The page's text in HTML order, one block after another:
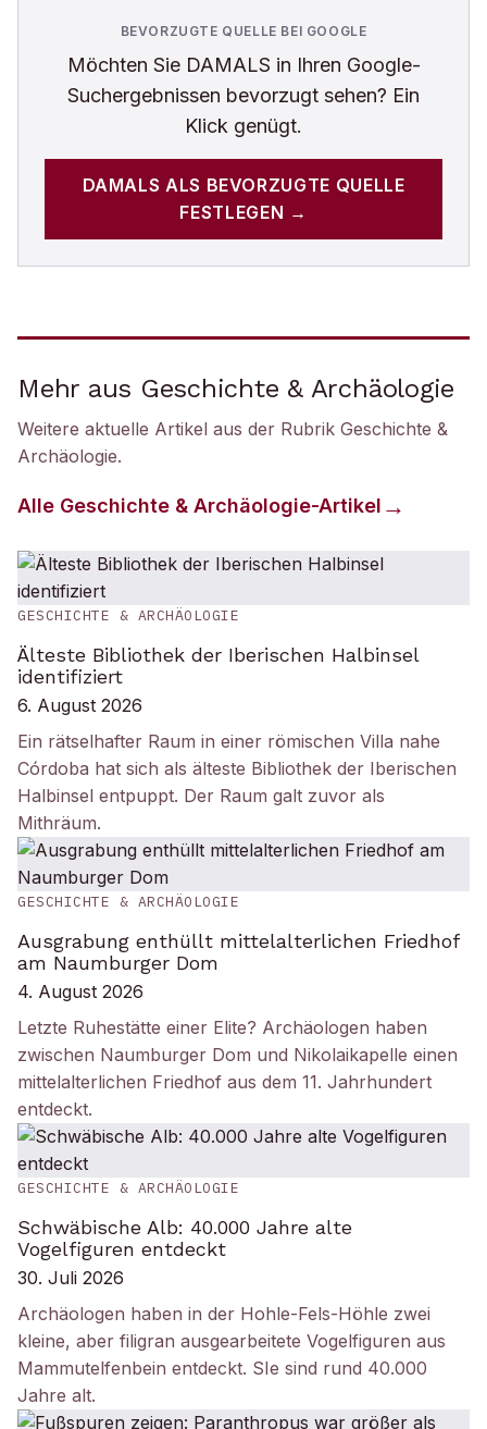
BEVORZUGTE QUELLE BEI GOOGLE
Möchten Sie DAMALS in Ihren Google-
Suchergebnissen bevorzugt sehen? Ein
Klick genügt.
DAMALS ALS BEVORZUGTE QUELLE
FESTLEGEN →
Mehr aus Geschichte & Archäologie
Weitere aktuelle Artikel aus der Rubrik Geschichte &
Archäologie.
Alle Geschichte & Archäologie-Artikel
GESCHICHTE & ARCHÄOLOGIE
Älteste Bibliothek der Iberischen Halbinsel
identifiziert
6. August 2026
Ein rätselhafter Raum in einer römischen Villa nahe
Córdoba hat sich als älteste Bibliothek der Iberischen
Halbinsel entpuppt. Der Raum galt zuvor als
Mithräum.
GESCHICHTE & ARCHÄOLOGIE
Ausgrabung enthüllt mittelalterlichen Friedhof
am Naumburger Dom
4. August 2026
Letzte Ruhestätte einer Elite? Archäologen haben
zwischen Naumburger Dom und Nikolaikapelle einen
mittelalterlichen Friedhof aus dem 11. Jahrhundert
entdeckt.
GESCHICHTE & ARCHÄOLOGIE
Schwäbische Alb: 40.000 Jahre alte
Vogelfiguren entdeckt
30. Juli 2026
Archäologen haben in der Hohle-Fels-Höhle zwei
kleine, aber filigran ausgearbeitete Vogelfiguren aus
Mammutelfenbein entdeckt. SIe sind rund 40.000
Jahre alt.